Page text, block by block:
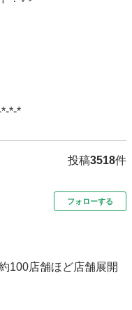
*-*
投稿3518件
フォローする
100店舗ほど店舗展開